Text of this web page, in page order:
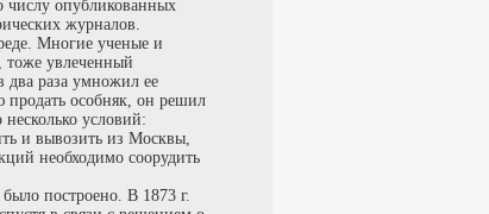
числу опубликованных
журналов.
Многие ученые и
тоже увлеченный
два раза умножил ее
продать особняк, он решил
условий:
и вывозить из Москвы,
необходимо соорудить
построено. В 1873 г.